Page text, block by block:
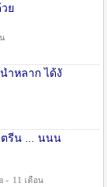
ย
ำหลาก ได้งั
ตรีน ... นนน
- 11 เดือน